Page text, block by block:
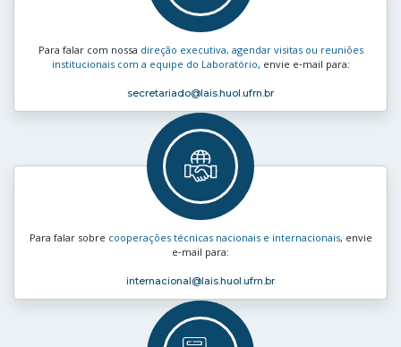
Para falar com nossa direção executiva, agendar visitas ou reuniões
institucionais com a equipe do Laboratório, envie e‑mail para:
secretariado@lais.huol.ufrn.br
Para falar sobre cooperações técnicas nacionais e internacionais, envie
e‑mail para:
internacional@lais.huol.ufrn.br